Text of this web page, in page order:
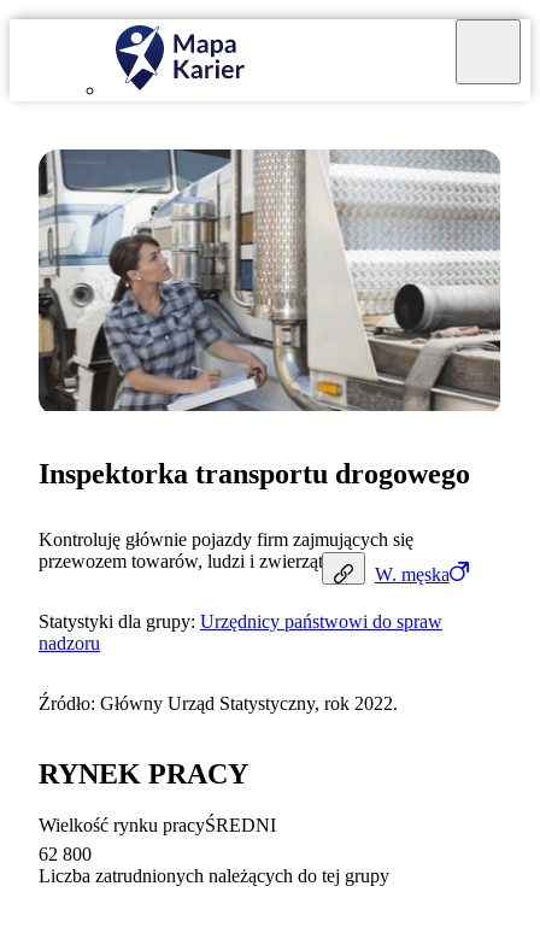
W. męska
Inspektorka transportu drogowego
Kontroluję głównie pojazdy firm zajmujących się
przewozem towarów, ludzi i zwierząt.
Statystyki dla grupy: Urzędnicy państwowi do spraw
nadzoru
Źródło: Główny Urząd Statystyczny, rok 2022.
RYNEK PRACY
Wielkość rynku pracyŚREDNI
62 800
Liczba zatrudnionych należących do tej grupy